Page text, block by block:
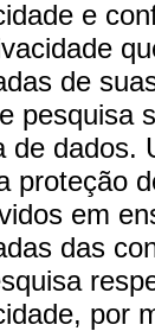
e
de
pesquisa
de dados.
proteção
em
das
por